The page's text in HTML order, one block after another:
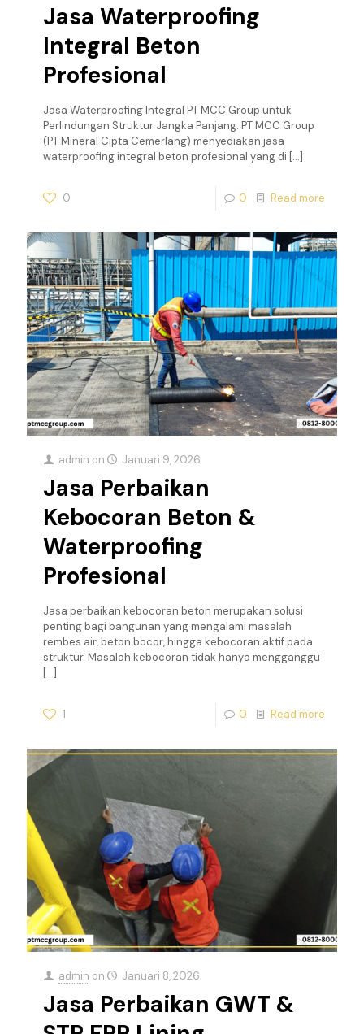
Jasa Waterproofing
Integral Beton
Profesional
Jasa Waterproofing Integral PT MCC Group untuk
Perlindungan Struktur Jangka Panjang. PT MCC Group
(PT Mineral Cipta Cemerlang) menyediakan jasa
waterproofing integral beton profesional yang di […]
0 0 Read more
admin on Januari 9, 2026
Jasa Perbaikan
Kebocoran Beton &
Waterproofing
Profesional
Jasa perbaikan kebocoran beton merupakan solusi
penting bagi bangunan yang mengalami masalah
rembes air, beton bocor, hingga kebocoran aktif pada
struktur. Masalah kebocoran tidak hanya mengganggu
[…]
1 0 Read more
admin on Januari 8, 2026
Jasa Perbaikan GWT &